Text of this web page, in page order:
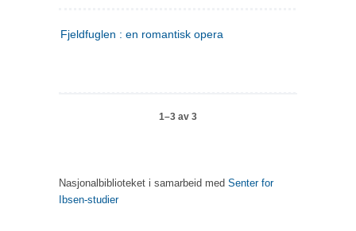
Fjeldfuglen : en romantisk opera
1–3 av 3
Nasjonalbiblioteket i samarbeid med Senter for
Ibsen-studier